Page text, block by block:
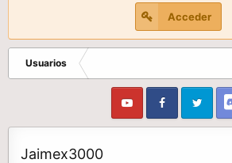
Acceder
Usuarios
Jaimex3000